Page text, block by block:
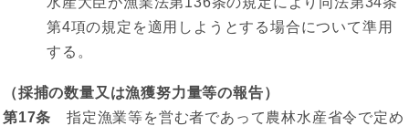
第4項の規定を適用しようとする場合について準用
する。
（採捕の数量又は漁獲努力量等の報告）
第17条 指定漁業等を営む者であって農林水産省令で定め